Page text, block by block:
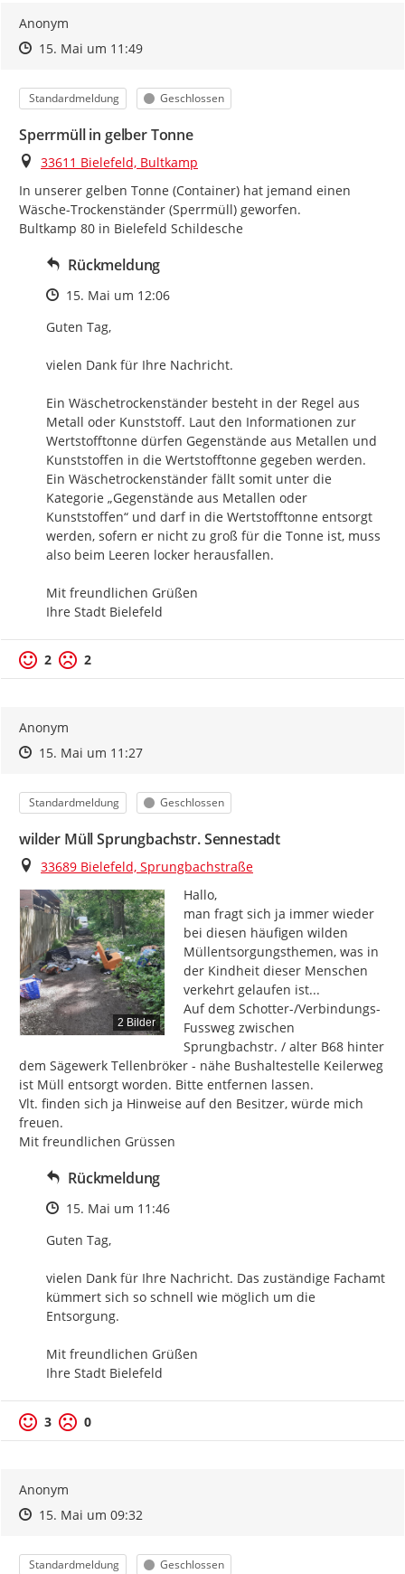
Anonym
Zeitpunkt des Erstellens
Zeitpunkt des Erstellens
15. Mai um 11:49Zur Äußerung
Kategorie
Standardmeldung Status
Geschlossen
Sperrmüll in gelber Tonne
Ort
33611 Bielefeld, Bultkamp
In unserer gelben Tonne (Container) hat jemand einen
Wäsche-Trockenständer (Sperrmüll) geworfen.
Bultkamp 80 in Bielefeld Schildesche
Rückmeldung
Zeitpunkt des Erstellens
15. Mai um 12:06
Guten Tag,
vielen Dank für Ihre Nachricht.
Ein Wäschetrockenständer besteht in der Regel aus
Metall oder Kunststoff. Laut den Informationen zur
Wertstofftonne dürfen Gegenstände aus Metallen und
Kunststoffen in die Wertstofftonne gegeben werden.
Ein Wäschetrockenständer fällt somit unter die
Kategorie „Gegenstände aus Metallen oder
Kunststoffen“ und darf in die Wertstofftonne entsorgt
werden, sofern er nicht zu groß für die Tonne ist, muss
also beim Leeren locker herausfallen.
Mit freundlichen Grüßen
Ihre Stadt Bielefeld
2 2
Anonym
Zeitpunkt des Erstellens
Zeitpunkt des Erstellens
15. Mai um 11:27Zur Äußerung
Kategorie
Standardmeldung Status
Geschlossen
wilder Müll Sprungbachstr. Sennestadt
Ort
33689 Bielefeld, Sprungbachstraße
2 Bilder
Hallo,
man fragt sich ja immer wieder
bei diesen häufigen wilden
Müllentsorgungsthemen, was in
der Kindheit dieser Menschen
verkehrt gelaufen ist...
Auf dem Schotter-/Verbindungs-
Fussweg zwischen
Sprungbachstr. / alter B68 hinter
dem Sägewerk Tellenbröker - nähe Bushaltestelle Keilerweg
ist Müll entsorgt worden. Bitte entfernen lassen.
Vlt. finden sich ja Hinweise auf den Besitzer, würde mich
freuen.
Mit freundlichen Grüssen
Rückmeldung
Zeitpunkt des Erstellens
15. Mai um 11:46
Guten Tag,
vielen Dank für Ihre Nachricht. Das zuständige Fachamt
kümmert sich so schnell wie möglich um die
Entsorgung.
Mit freundlichen Grüßen
Ihre Stadt Bielefeld
3 0
Anonym
Zeitpunkt des Erstellens
Zeitpunkt des Erstellens
15. Mai um 09:32Zur Äußerung
Kategorie
Standardmeldung Status
Geschlossen